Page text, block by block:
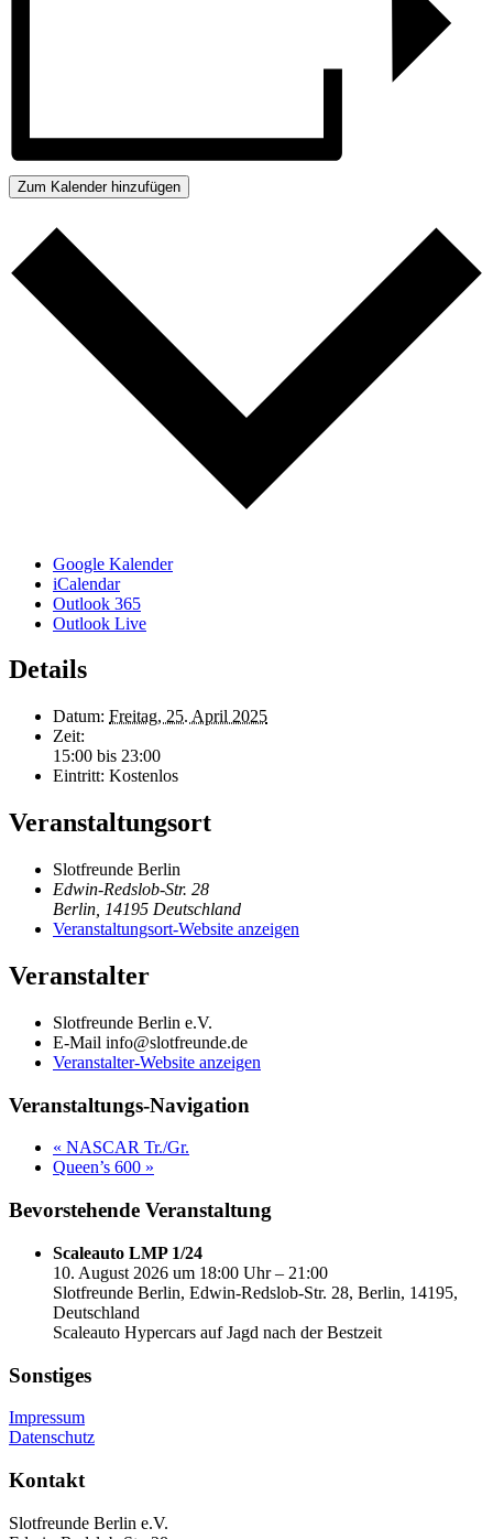
Zum Kalender hinzufügen
Google Kalender
iCalendar
Outlook 365
Outlook Live
Details
Datum: Freitag, 25. April 2025
Zeit:
15:00 bis 23:00
Eintritt: Kostenlos
Veranstaltungsort
Slotfreunde Berlin
Edwin-Redslob-Str. 28
Berlin 14195 Deutschland
Veranstaltungsort-Website anzeigen
Veranstalter
Slotfreunde Berlin e.V.
E-Mail info@slotfreunde.de
Veranstalter-Website anzeigen
Veranstaltungs-Navigation
« NASCAR Tr./Gr.
Queen’s 600 »
Bevorstehende Veranstaltung
Scaleauto LMP 1/24
10. August 2026 um 18:00 Uhr – 21:00
Slotfreunde Berlin, Edwin-Redslob-Str. 28, Berlin, 14195,
Deutschland
Scaleauto Hypercars auf Jagd nach der Bestzeit
Sonstiges
Impressum
Datenschutz
Kontakt
Slotfreunde Berlin e.V.